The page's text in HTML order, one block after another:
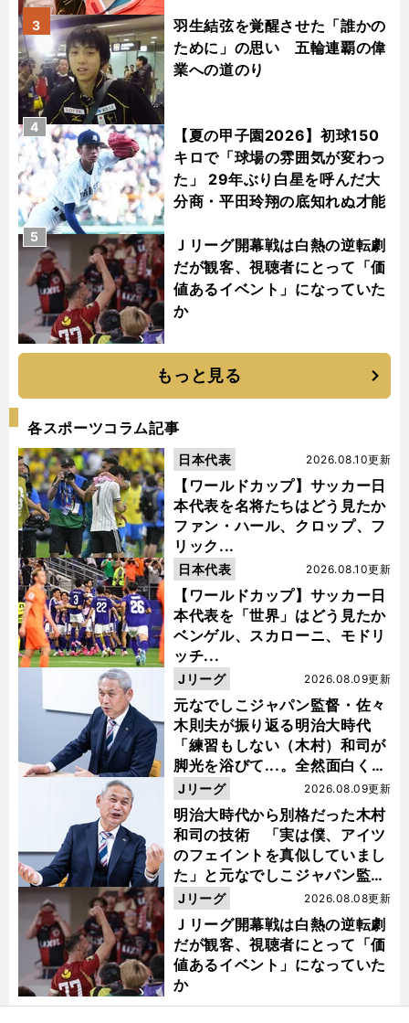
羽生結弦を覚醒させた「誰かの
ために」の思い 五輪連覇の偉
業への道のり
3
【夏の甲子園2026】初球150
キロで「球場の雰囲気が変わっ
た」 29年ぶり白星を呼んだ大
分商・平田玲翔の底知れぬ才能
4
Ｊリーグ開幕戦は白熱の逆転劇
だが観客、視聴者にとって「価
値あるイベント」になっていた
か
5
もっと見る
各スポーツコラム記事
【ワールドカップ】サッカー日
本代表を名将たちはどう見たか
ファン・ハール、クロップ、フ
リック...
2026.08.10更新
日本代表
【ワールドカップ】サッカー日
本代表を「世界」はどう見たか
ベンゲル、スカローニ、モドリ
ッチ...
2026.08.10更新
日本代表
元なでしこジャパン監督・佐々
木則夫が振り返る明治大時代
「練習もしない（木村）和司が
脚光を浴びて...。全然面白くな
い４年間でした」
2026.08.09更新
Jリーグ
明治大時代から別格だった木村
和司の技術 「実は僕、アイツ
のフェイントを真似していまし
た」と元なでしこジャパン監
督・佐々木則夫
2026.08.09更新
Jリーグ
Ｊリーグ開幕戦は白熱の逆転劇
だが観客、視聴者にとって「価
値あるイベント」になっていた
か
2026.08.08更新
Jリーグ